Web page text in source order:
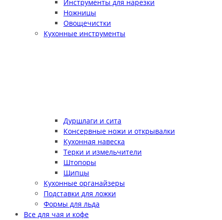
Инструменты для нарезки
Ножницы
Овощечистки
Кухонные инструменты
Дуршлаги и сита
Консервные ножи и открывалки
Кухонная навеска
Терки и измельчители
Штопоры
Щипцы
Кухонные органайзеры
Подставки для ложки
Формы для льда
Все для чая и кофе